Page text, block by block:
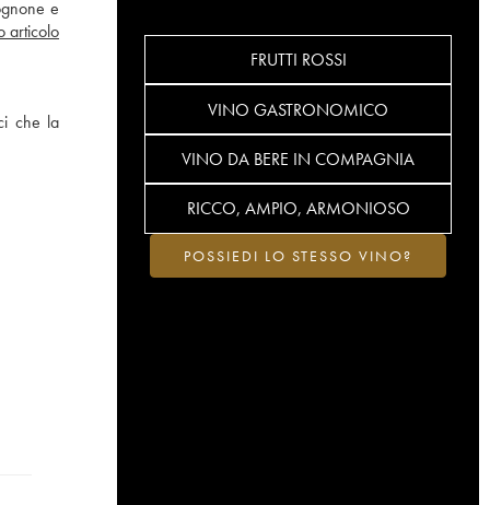
e
articolo
che la
FRUTTI ROSSI
VINO GASTRONOMICO
VINO DA BERE IN COMPAGNIA
RICCO, AMPIO, ARMONIOSO
POSSIEDI LO STESSO VINO?